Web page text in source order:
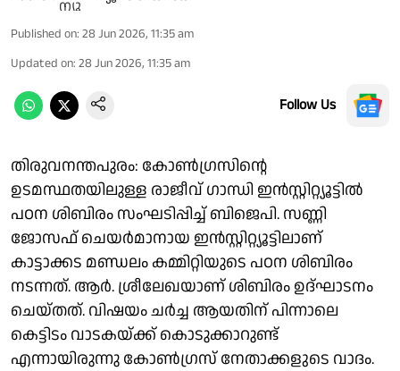
Published on: 28 Jun 2026, 11:35 am
Updated on: 28 Jun 2026, 11:35 am
Follow Us
തിരുവനന്തപുരം: കോൺഗ്രസിൻ്റെ
ഉടമസ്ഥതയിലുള്ള രാജീവ് ഗാന്ധി ഇൻസ്റ്റിറ്റ്യൂട്ടിൽ
പഠന ശിബിരം സംഘടിപ്പിച്ച് ബിജെപി. സണ്ണി
ജോസഫ് ചെയർമാനായ ഇൻസ്റ്റിറ്റ്യൂട്ടിലാണ്
കാട്ടാക്കട മണ്ഡലം കമ്മിറ്റിയുടെ പഠന ശിബിരം
നടന്നത്. ആർ. ശ്രീലേഖയാണ് ശിബിരം ഉദ്ഘാടനം
ചെയ്തത്. വിഷയം ചർച്ച ആയതിന് പിന്നാലെ
കെട്ടിടം വാടകയ്ക്ക് കൊടുക്കാറുണ്ട്
എന്നായിരുന്നു കോൺഗ്രസ് നേതാക്കളുടെ വാദം.